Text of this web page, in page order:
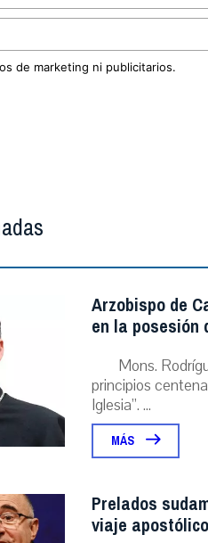
de marketing ni publicitarios.
Arzobispo de
en la posesión
Mons.
principios
Iglesia”. ...
MÁS
Prelados
viaje